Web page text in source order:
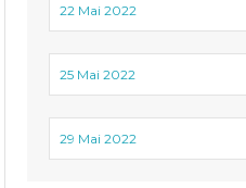
22 Mai 2022
25 Mai 2022
29 Mai 2022